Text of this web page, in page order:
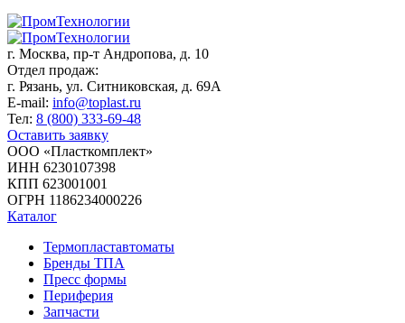
г. Москва, пр-т Андропова, д. 10
Отдел продаж:
г. Рязань, ул. Ситниковская, д. 69А
E-mail: info@toplast.ru
Тел: 8 (800) 333-69-48
Оставить заявку
ООО «Пласткомплект»
ИНН 6230107398
КПП 623001001
ОГРН 1186234000226
Каталог
Термопластавтоматы
Бренды ТПА
Пресс формы
Периферия
Запчасти